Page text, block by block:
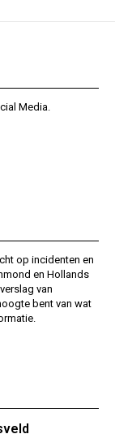
Media.
op incidenten en
en Hollands
van
bent van wat